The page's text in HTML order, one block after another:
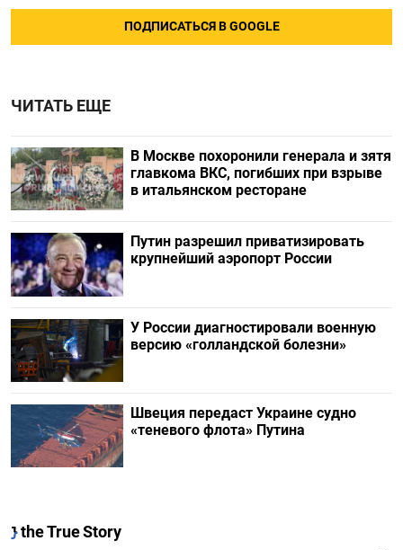
ПОДПИСАТЬСЯ В GOOGLE
ЧИТАТЬ ЕЩЕ
В Москве похоронили генерала и зятя
главкома ВКС, погибших при взрыве
в итальянском ресторане
Путин разрешил приватизировать
крупнейший аэропорт России
У России диагностировали военную
версию «голландской болезни»
Швеция передаст Украине судно
«теневого флота» Путина